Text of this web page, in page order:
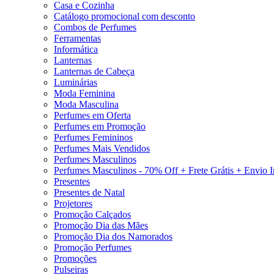
Casa e Cozinha
Catálogo promocional com desconto
Combos de Perfumes
Ferramentas
Informática
Lanternas
Lanternas de Cabeça
Luminárias
Moda Feminina
Moda Masculina
Perfumes em Oferta
Perfumes em Promoção
Perfumes Femininos
Perfumes Mais Vendidos
Perfumes Masculinos
Perfumes Masculinos - 70% Off + Frete Grátis + Envio
Presentes
Presentes de Natal
Projetores
Promoção Calçados
Promoção Dia das Mães
Promoção Dia dos Namorados
Promoção Perfumes
Promoções
Pulseiras